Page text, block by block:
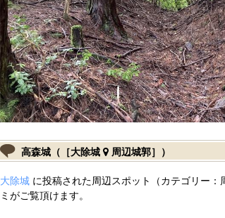
高森城（［大除城 周辺城郭］）
大除城に投稿された周辺スポット（カテゴリー：
ミがご覧頂けます。